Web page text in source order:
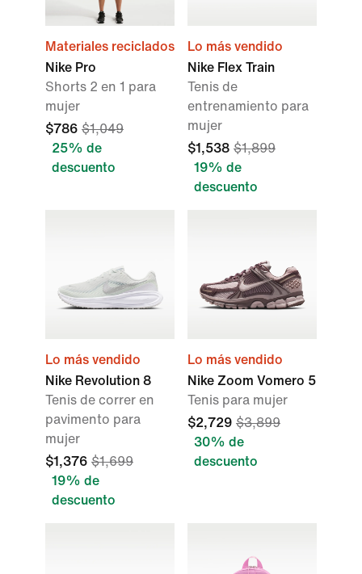
Materiales reciclados
Nike Pro
Shorts 2 en 1 para
mujer
$786 $1,049
25% de
descuento
Lo más vendido
Nike Flex Train
Tenis de
entrenamiento para
mujer
$1,538 $1,899
19% de
descuento
Lo más vendido
Nike Revolution 8
Tenis de correr en
pavimento para
mujer
$1,376 $1,699
19% de
descuento
Lo más vendido
Nike Zoom Vomero 5
Tenis para mujer
$2,729 $3,899
30% de
descuento